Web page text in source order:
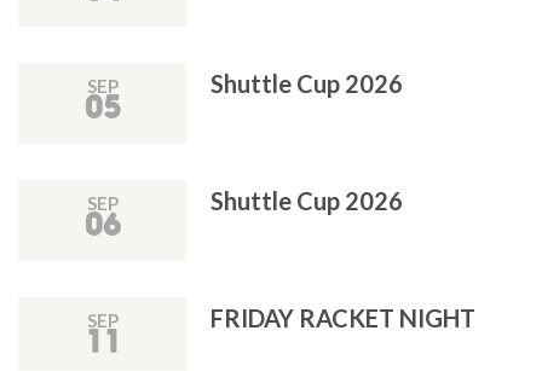
SEP
05
Shuttle Cup 2026
SEP
06
Shuttle Cup 2026
SEP
11
FRIDAY RACKET NIGHT